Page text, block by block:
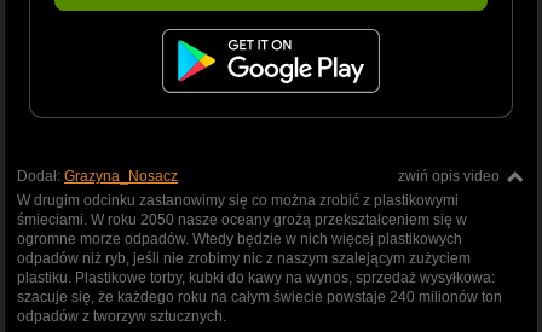
zwiń opis video
Dodał: Grazyna_Nosacz
W drugim odcinku zastanowimy się co można zrobić z plastikowymi
śmieciami. W roku 2050 nasze oceany grożą przekształceniem się w
ogromne morze odpadów. Wtedy będzie w nich więcej plastikowych
odpadów niż ryb, jeśli nie zrobimy nic z naszym szalejącym zużyciem
plastiku. Plastikowe torby, kubki do kawy na wynos, sprzedaż wysyłkowa:
szacuje się, że każdego roku na całym świecie powstaje 240 milionów ton
odpadów z tworzyw sztucznych.